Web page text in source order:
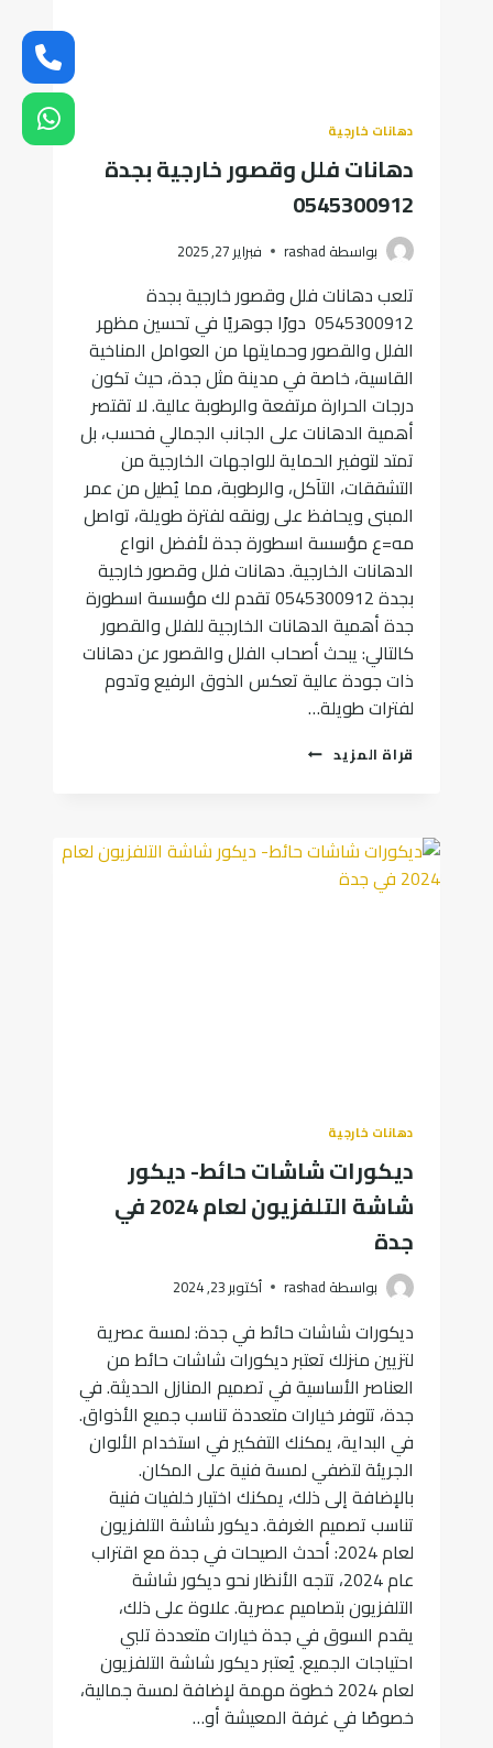
دهانات خارجية
دهانات فلل وقصور خارجية بجدة
0545300912
بواسطة rashad فبراير 27, 2025
تلعب دهانات فلل وقصور خارجية بجدة
0545300912 دورًا جوهريًا في تحسين مظهر
الفلل والقصور وحمايتها من العوامل المناخية
القاسية، خاصة في مدينة مثل جدة، حيث تكون
درجات الحرارة مرتفعة والرطوبة عالية. لا تقتصر
أهمية الدهانات على الجانب الجمالي فحسب، بل
تمتد لتوفير الحماية للواجهات الخارجية من
التشققات، التآكل، والرطوبة، مما يُطيل من عمر
المبنى ويحافظ على رونقه لفترة طويلة، تواصل
مه=ع مؤسسة اسطورة جدة لأفضل انواع
الدهانات الخارجية. دهانات فلل وقصور خارجية
بجدة 0545300912 تقدم لك مؤسسة اسطورة
جدة أهمية الدهانات الخارجية للفلل والقصور
كالتالي: يبحث أصحاب الفلل والقصور عن دهانات
ذات جودة عالية تعكس الذوق الرفيع وتدوم
لفترات طويلة…
قراة المزيد دهانات
0545300912
دهانات خارجية
ديكورات شاشات حائط- ديكور
شاشة التلفزيون لعام 2024 في
جدة
بواسطة rashad أكتوبر 23, 2024
ديكورات شاشات حائط في جدة: لمسة عصرية
لتزيين منزلك تعتبر ديكورات شاشات حائط من
العناصر الأساسية في تصميم المنازل الحديثة. في
جدة، تتوفر خيارات متعددة تناسب جميع الأذواق.
في البداية، يمكنك التفكير في استخدام الألوان
الجريئة لتضفي لمسة فنية على المكان.
بالإضافة إلى ذلك، يمكنك اختيار خلفيات فنية
تناسب تصميم الغرفة. ديكور شاشة التلفزيون
لعام 2024: أحدث الصيحات في جدة مع اقتراب
عام 2024، تتجه الأنظار نحو ديكور شاشة
التلفزيون بتصاميم عصرية. علاوة على ذلك،
يقدم السوق في جدة خيارات متعددة تلبي
احتياجات الجميع. يُعتبر ديكور شاشة التلفزيون
لعام 2024 خطوة مهمة لإضافة لمسة جمالية،
خصوصًا في غرفة المعيشة أو…